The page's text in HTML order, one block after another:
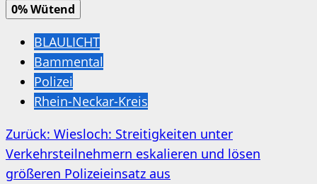
0%Wütend
BLAULICHT
Bammental
Polizei
Rhein-Neckar-Kreis
Beitragsnavigation
Zurück: Wiesloch: Streitigkeiten unter
Verkehrsteilnehmern eskalieren und lösen
größeren Polizeieinsatz aus